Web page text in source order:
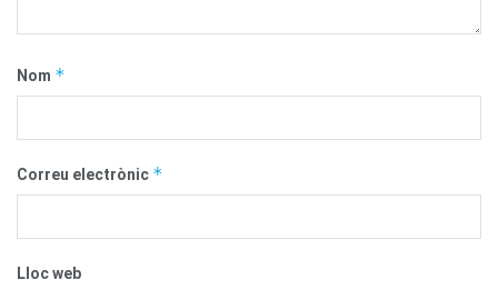
Nom *
Correu electrònic *
Lloc web